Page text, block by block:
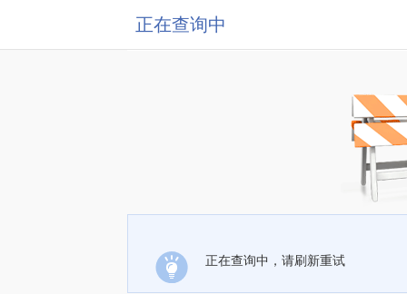
正在查询中
正在查询中，请刷新重试